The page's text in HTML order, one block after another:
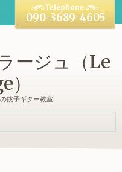
ージュ（Le
銚子ギター教室
090-3689-4605